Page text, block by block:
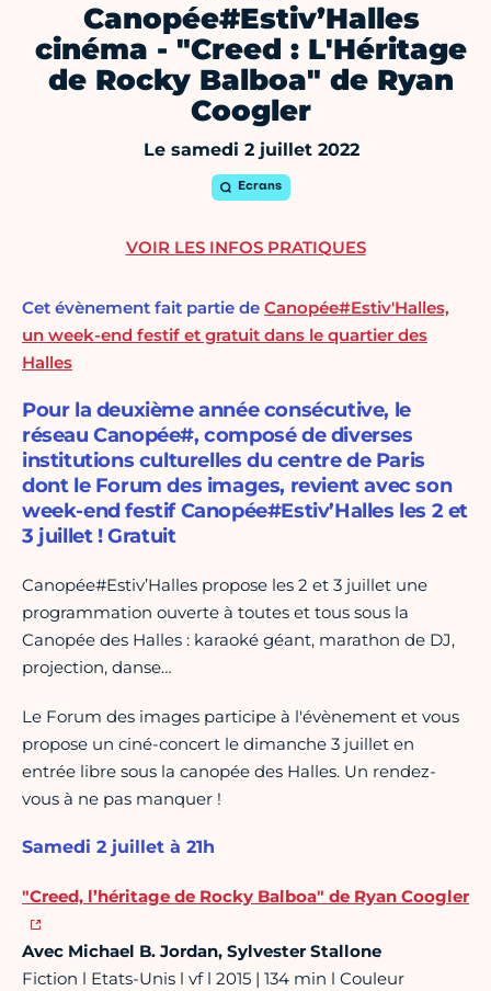
Canopée#Estiv’Halles
cinéma - "Creed : L'Héritage
de Rocky Balboa" de Ryan
Coogler
Le samedi 2 juillet 2022
Ecrans
Cet évènement fait partie de Canopée#Estiv'Halles,
un week-end festif et gratuit dans le quartier des
Halles
Pour la deuxième année consécutive, le
réseau Canopée#, composé de diverses
institutions culturelles du centre de Paris
dont le Forum des images, revient avec son
week-end festif Canopée#Estiv’Halles les 2 et
3 juillet ! Gratuit
Canopée#Estiv’Halles propose les 2 et 3 juillet une
programmation ouverte à toutes et tous sous la
Canopée des Halles : karaoké géant, marathon de DJ,
projection, danse…
Le Forum des images participe à l'évènement et vous
propose un ciné-concert le dimanche 3 juillet en
entrée libre sous la canopée des Halles. Un rendez-
vous à ne pas manquer !
Samedi 2 juillet à 21h
"Creed, l’héritage de Rocky Balboa" de Ryan Coogler
Avec Michael B. Jordan, Sylvester Stallone
Fiction l Etats-Unis l vf l 2015 | 134 min l Couleur
VOIR LES INFOS PRATIQUES